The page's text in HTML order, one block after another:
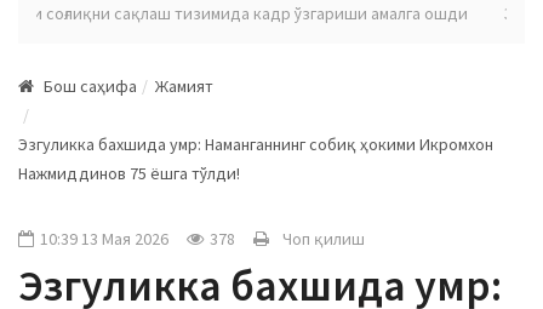
v
g
a
i
n
соғлиқни сақлаш тизимида кадр ўзгариши амалга ошди
Бош саҳифа Жамият
Эзгуликка бахшида умр: Наманганнинг собиқ ҳокими Икромхон
Нажмиддинов 75 ёшга тўлди!
10:39 13 Мая 2026 378 Чоп қилиш
Эзгуликка бахшида умр: